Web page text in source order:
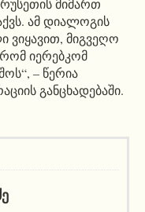
ამ დიალოგის
ვიყავით, მიგვეღო
იერებკომ
– წერია
განცხადებაში.